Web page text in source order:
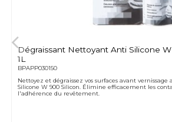
Dégraissant Nettoyant Anti Silicone
1L
BPAPP030150
Nettoyez et dégraissez vos surfaces avant
Silicone W 900 Silicon. Élimine efficacement les
l'adhérence du revêtement.